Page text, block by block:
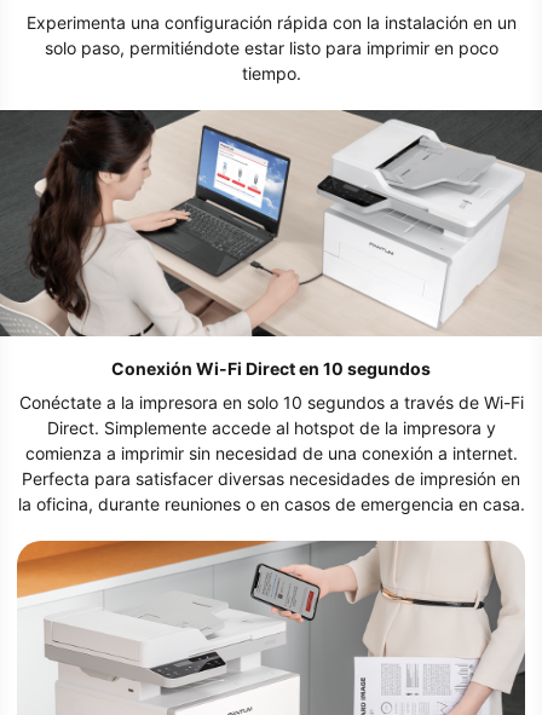
Experimenta una configuración rápida con la instalación en un
solo paso, permitiéndote estar listo para imprimir en poco
tiempo.
Conexión Wi-Fi Direct en 10 segundos
Conéctate a la impresora en solo 10 segundos a través de Wi-Fi
Direct. Simplemente accede al hotspot de la impresora y
comienza a imprimir sin necesidad de una conexión a internet.
Perfecta para satisfacer diversas necesidades de impresión en
la oficina, durante reuniones o en casos de emergencia en casa.